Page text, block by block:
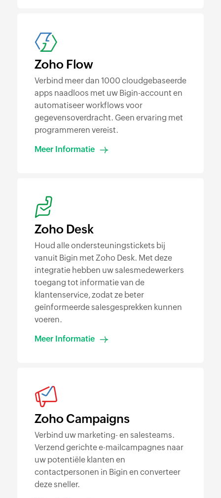
Zoho Flow
Verbind meer dan 1000 cloudgebaseerde
apps naadloos met uw Bigin-account en
automatiseer workflows voor
gegevensoverdracht. Geen ervaring met
programmeren vereist.
Meer Informatie
Zoho Desk
Houd alle ondersteuningstickets bij
vanuit Bigin met Zoho Desk. Met deze
integratie hebben uw salesmedewerkers
toegang tot informatie van de
klantenservice, zodat ze beter
geïnformeerde salesgesprekken kunnen
voeren.
Meer Informatie
Zoho Campaigns
Verbind uw marketing- en salesteams.
Verzend gerichte e-mailcampagnes naar
uw potentiële klanten en
contactpersonen in Bigin en converteer
deze sneller.